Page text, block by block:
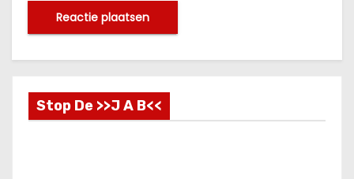
Stop De >>J A B<<